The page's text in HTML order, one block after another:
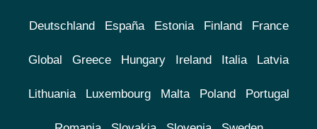
Deutschland España Estonia Finland France
Global Greece Hungary Ireland Italia Latvia
Lithuania Luxembourg Malta Poland Portugal